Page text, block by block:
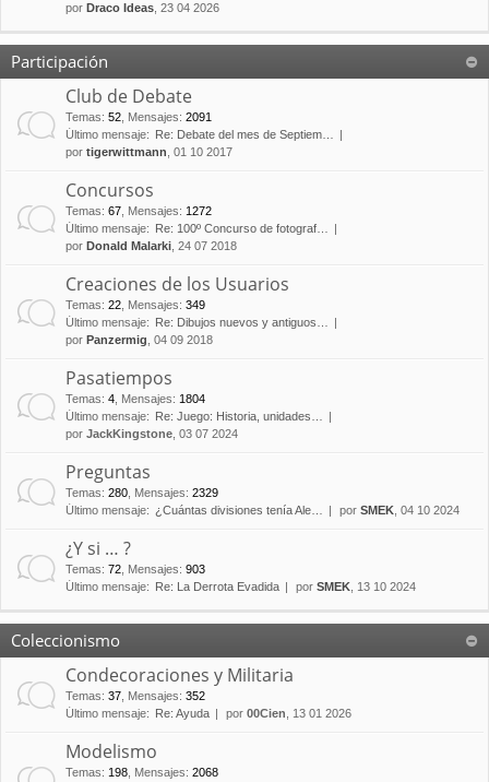
por Draco Ideas , 23 04 2026
Participación
Club de Debate
Temas: 52 Mensajes: 2091
Último mensaje:
Re: Debate del mes de Septiem…
por tigerwittmann , 01 10 2017
Concursos
Temas: 67 Mensajes: 1272
Último mensaje:
Re: 100º Concurso de fotograf…
por Donald Malarki , 24 07 2018
Creaciones de los Usuarios
Temas: 22 Mensajes: 349
Último mensaje:
Re: Dibujos nuevos y antiguos…
por Panzermig , 04 09 2018
Pasatiempos
Temas: 4 Mensajes: 1804
Último mensaje:
Re: Juego: Historia, unidades…
por JackKingstone , 03 07 2024
Preguntas
Temas: 280 Mensajes: 2329
Último mensaje: ¿Cuántas divisiones tenía Ale… por SMEK , 04 10 2024
¿Y si … ?
Temas: 72 Mensajes: 903
Último mensaje:
Re: La Derrota Evadida por SMEK , 13 10 2024
Coleccionismo
Condecoraciones y Militaria
Temas: 37 Mensajes: 352
Último mensaje:
Re: Ayuda por 00Cien , 13 01 2026
Modelismo
Temas: 198 Mensajes: 2068